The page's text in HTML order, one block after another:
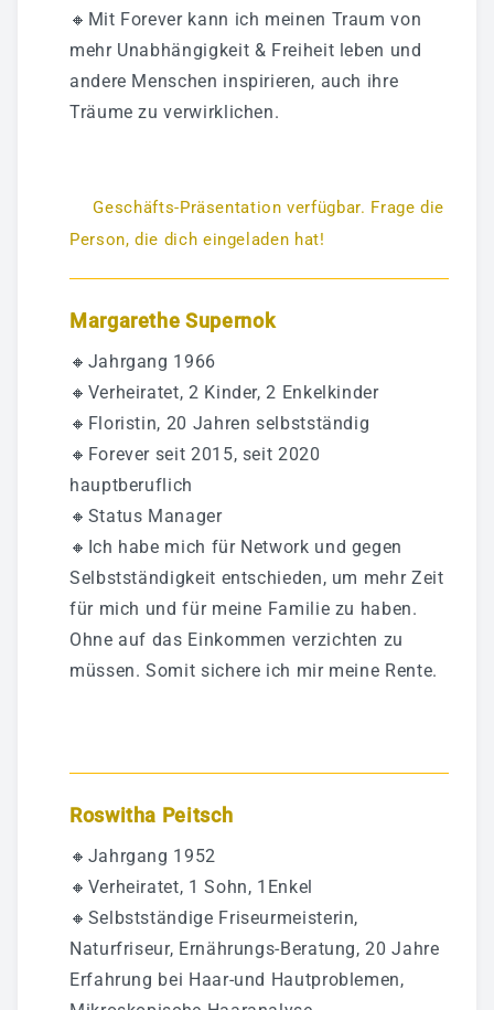
🔸Mit Forever kann ich meinen Traum von
mehr Unabhängigkeit & Freiheit leben und
andere Menschen inspirieren, auch ihre
Träume zu verwirklichen.
Geschäfts-Präsentation verfügbar. Frage die
Person, die dich eingeladen hat!
Margarethe Supernok
🔸Jahrgang 1966
🔸Verheiratet, 2 Kinder, 2 Enkelkinder
🔸Floristin, 20 Jahren selbstständig
🔸Forever seit 2015, seit 2020
hauptberuflich
🔸Status Manager
🔸Ich habe mich für Network und gegen
Selbstständigkeit entschieden, um mehr Zeit
für mich und für meine Familie zu haben.
Ohne auf das Einkommen verzichten zu
müssen. Somit sichere ich mir meine Rente.
Roswitha Peitsch
🔸Jahrgang 1952
🔸Verheiratet, 1 Sohn, 1Enkel
🔸Selbstständige Friseurmeisterin,
Naturfriseur, Ernährungs-Beratung, 20 Jahre
Erfahrung bei Haar-und Hautproblemen,